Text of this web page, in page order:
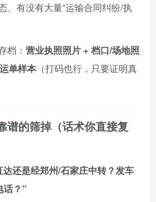
、有没有大量“运输合同纠纷/执
档： 营业执照照片 + 档口/场地照
单样本（打码也行，只要证明真
谱的筛掉（话术你直接复
还是经郑州/石家庄中转？发车
话？”